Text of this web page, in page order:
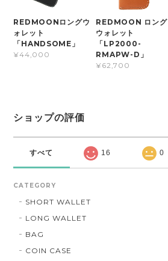
REDMOONロングウ
ォレット
「HANDSOME」
¥44,000
REDMOON ロング
ウォレット
「LP2000-
RMAPW-D」
¥62,700
ショップの評価
すべて 16 0
CATEGORY
SHORT WALLET
LONG WALLET
BAG
COIN CASE